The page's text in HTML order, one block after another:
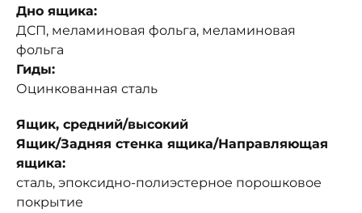
Дно ящика:
ДСП, меламиновая фольга, меламиновая
фольга
Гиды:
Оцинкованная сталь
Ящик, средний/высокий
Ящик/Задняя стенка ящика/Направляющая
ящика:
сталь, эпоксидно-полиэстерное порошковое
покрытие